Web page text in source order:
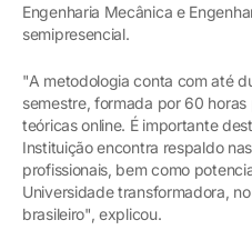
Engenharia Mecânica e
semipresencial.
"A metodologia conta com até
semestre, formada por 60
teóricas online. É importante
Instituição encontra respaldo
profissionais, bem como
Universidade transformadora,
brasileiro", explicou.